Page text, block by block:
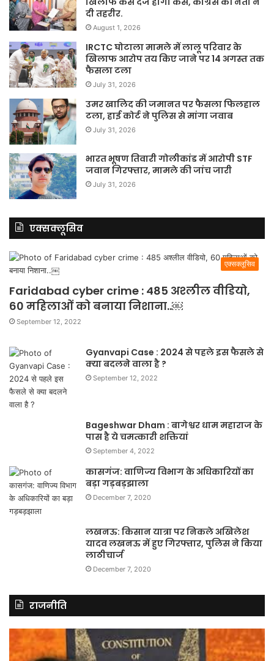
दी तहरीर.
August 1, 2026
IRCTC घोटाला मामले में लालू परिवार के
खिलाफ आरोप तय किए जाने पर 14 अगस्त तक
फैसला टला
July 31, 2026
उमर खालिद की जमानत पर फैसला फिलहाल
टला, हाई कोर्ट ने पुलिस से मांगा जवाब
July 31, 2026
भारत भूषण तिवारी गोलीकांड में आरोपी STF
जवान गिरफ्तार, मामले की जांच जारी
July 31, 2026
एक्सक्लूसिव
एक्सक्लूसिव
Faridabad cyber crime : 485 अश्लील वीडियो,
60 महिलाओं को बनाया निशाना..￼
September 12, 2022
Gyanvapi Case : 2024 से पहले इस फैसले से
क्या बदलने वाला है ?
September 12, 2022
Bageshwar Dham : बागेश्वर धाम महाराज के
पास है ये चमत्कारी शक्तियां
September 4, 2022
कासगंज: वाणिज्य विभाग के अधिकारियों का
बड़ा गड़बड़झाला
December 7, 2020
लखनऊ: किसान यात्रा पर निकले अखिलेश
यादव लखनऊ में हुए गिरफ्तार, पुलिस ने किया
लाठीचार्ज
December 7, 2020
राजनीति